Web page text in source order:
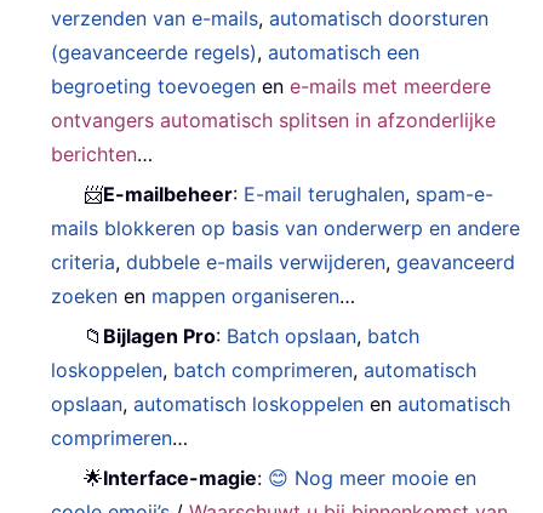
verzenden van e-mails,automatisch doorsturen
(geavanceerde regels),automatisch een
begroeting toevoegen ene-mails met meerdere
ontvangers automatisch splitsen in afzonderlijke
berichten…
📨E-mailbeheer: E-mail terughalen, spam-e-
mails blokkeren op basis van onderwerp en andere
criteria,dubbele e-mails verwijderen,geavanceerd
zoeken en mappen organiseren…
📁 Bijlagen Pro: Batch opslaan, batch
loskoppelen, batch comprimeren,automatisch
opslaan,automatisch loskoppelen enautomatisch
comprimeren…
🌟Interface-magie: 😊 Nog meer mooie en